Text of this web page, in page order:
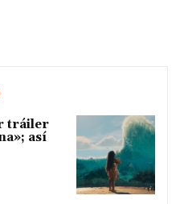
tráiler
así